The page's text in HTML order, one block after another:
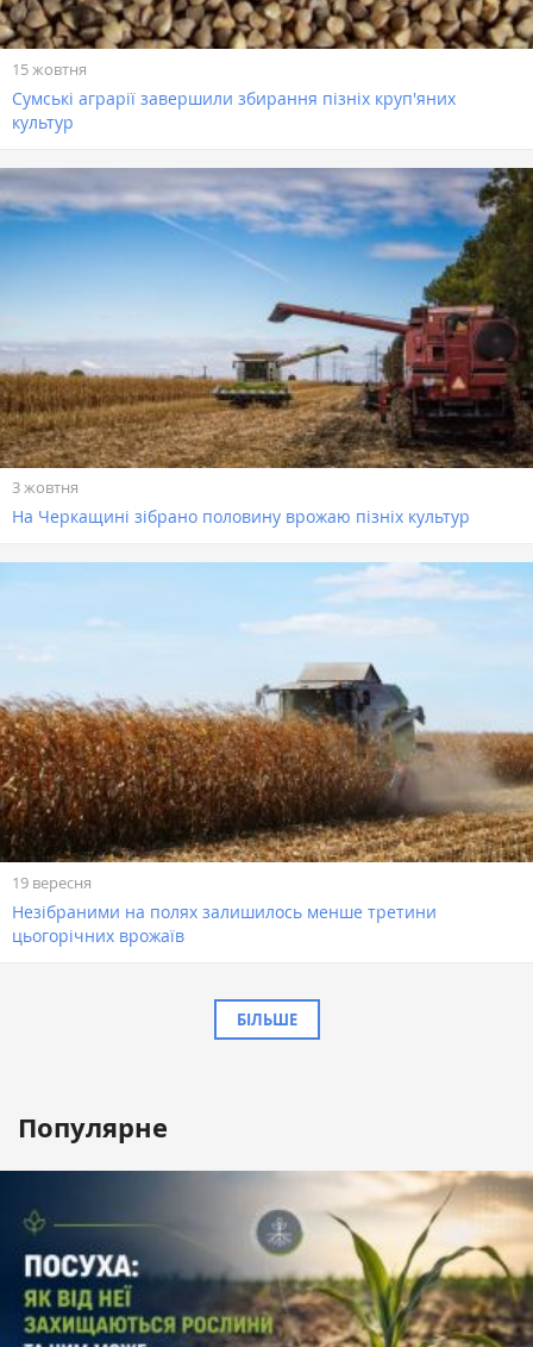
15 жовтня
Сумські аграрії завершили збирання пізніх круп'яних
культур
3 жовтня
На Черкащині зібрано половину врожаю пізніх культур
19 вересня
Незібраними на полях залишилось менше третини
цьогорічних врожаїв
БІЛЬШЕ
Популярне